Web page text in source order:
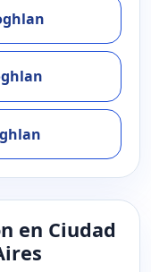
en Ciudad